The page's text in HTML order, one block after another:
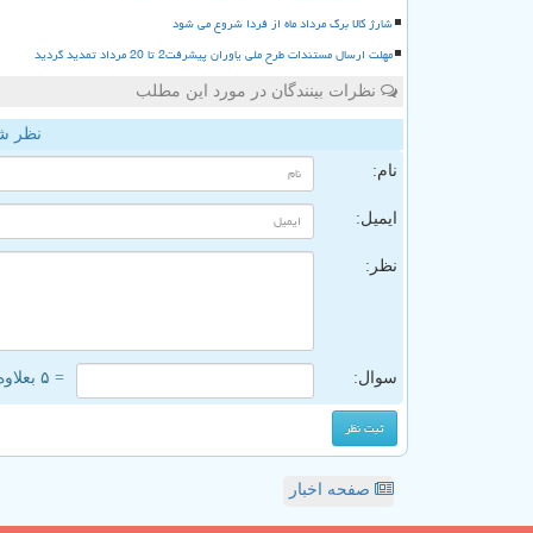
شارژ کالا برگ مرداد ماه از فردا شروع می شود
مهلت ارسال مستندات طرح ملی یاوران پیشرفت2 تا 20 مرداد تمدید گردید
نظرات بینندگان در مورد این مطلب
نظر
نام:
ایمیل:
نظر:
سوال: = ۵ بعلاوه ۵
صفحه اخبار